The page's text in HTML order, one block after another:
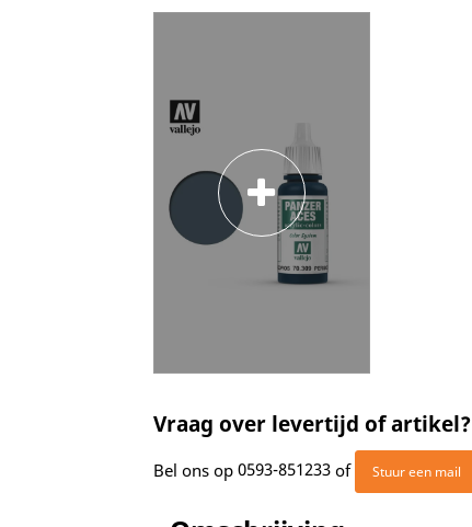
Vraag over levertijd of artikel?
Bel ons op 0593-851233 of Stuur een mail